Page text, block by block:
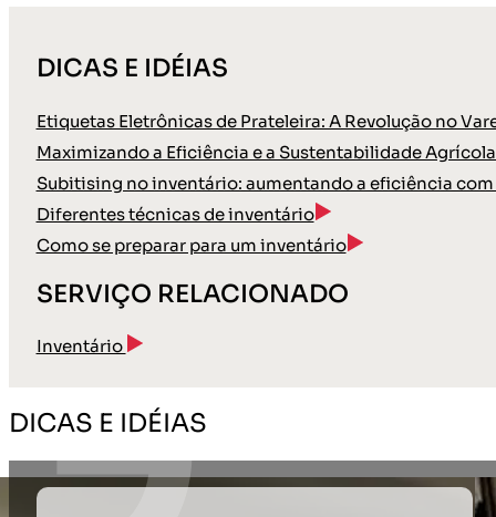
DICAS E IDÉIAS
Etiquetas Eletrônicas de Prateleira: A Revolução no
Maximizando a Eficiência e a Sustentabilidade
Subitising no inventário: aumentando a eficiência com
Diferentes técnicas de inventário
Como se preparar para um inventário
SERVIÇO RELACIONADO
Inventário
DICAS E IDÉIAS